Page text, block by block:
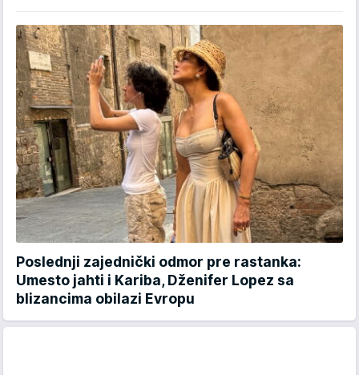
Poslednji zajednički odmor pre rastanka:
Umesto jahti i Kariba, Dženifer Lopez sa
blizancima obilazi Evropu